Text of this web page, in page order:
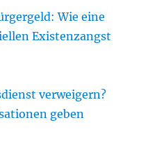
Wie eine
Existenzangst
verweigern?
geben